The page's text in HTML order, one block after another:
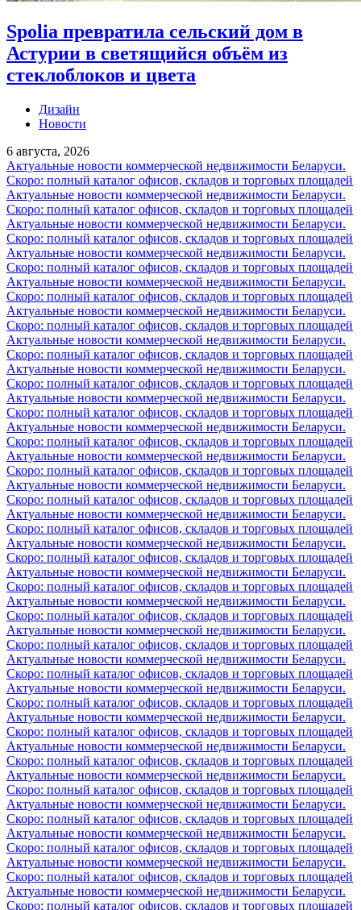
Spolia превратила сельский дом в
Астурии в светящийся объём из
стеклоблоков и цвета
Дизайн
Новости
6 августа, 2026
Актуальные новости коммерческой недвижимости Беларуси.
Скоро: полный каталог офисов, складов и торговых площадей
Актуальные новости коммерческой недвижимости Беларуси.
Скоро: полный каталог офисов, складов и торговых площадей
Актуальные новости коммерческой недвижимости Беларуси.
Скоро: полный каталог офисов, складов и торговых площадей
Актуальные новости коммерческой недвижимости Беларуси.
Скоро: полный каталог офисов, складов и торговых площадей
Актуальные новости коммерческой недвижимости Беларуси.
Скоро: полный каталог офисов, складов и торговых площадей
Актуальные новости коммерческой недвижимости Беларуси.
Скоро: полный каталог офисов, складов и торговых площадей
Актуальные новости коммерческой недвижимости Беларуси.
Скоро: полный каталог офисов, складов и торговых площадей
Актуальные новости коммерческой недвижимости Беларуси.
Скоро: полный каталог офисов, складов и торговых площадей
Актуальные новости коммерческой недвижимости Беларуси.
Скоро: полный каталог офисов, складов и торговых площадей
Актуальные новости коммерческой недвижимости Беларуси.
Скоро: полный каталог офисов, складов и торговых площадей
Актуальные новости коммерческой недвижимости Беларуси.
Скоро: полный каталог офисов, складов и торговых площадей
Актуальные новости коммерческой недвижимости Беларуси.
Скоро: полный каталог офисов, складов и торговых площадей
Актуальные новости коммерческой недвижимости Беларуси.
Скоро: полный каталог офисов, складов и торговых площадей
Актуальные новости коммерческой недвижимости Беларуси.
Скоро: полный каталог офисов, складов и торговых площадей
Актуальные новости коммерческой недвижимости Беларуси.
Скоро: полный каталог офисов, складов и торговых площадей
Актуальные новости коммерческой недвижимости Беларуси.
Скоро: полный каталог офисов, складов и торговых площадей
Актуальные новости коммерческой недвижимости Беларуси.
Скоро: полный каталог офисов, складов и торговых площадей
Актуальные новости коммерческой недвижимости Беларуси.
Скоро: полный каталог офисов, складов и торговых площадей
Актуальные новости коммерческой недвижимости Беларуси.
Скоро: полный каталог офисов, складов и торговых площадей
Актуальные новости коммерческой недвижимости Беларуси.
Скоро: полный каталог офисов, складов и торговых площадей
Актуальные новости коммерческой недвижимости Беларуси.
Скоро: полный каталог офисов, складов и торговых площадей
Актуальные новости коммерческой недвижимости Беларуси.
Скоро: полный каталог офисов, складов и торговых площадей
Актуальные новости коммерческой недвижимости Беларуси.
Скоро: полный каталог офисов, складов и торговых площадей
Актуальные новости коммерческой недвижимости Беларуси.
Скоро: полный каталог офисов, складов и торговых площадей
Актуальные новости коммерческой недвижимости Беларуси.
Скоро: полный каталог офисов, складов и торговых площадей
Актуальные новости коммерческой недвижимости Беларуси.
Скоро: полный каталог офисов, складов и торговых площадей